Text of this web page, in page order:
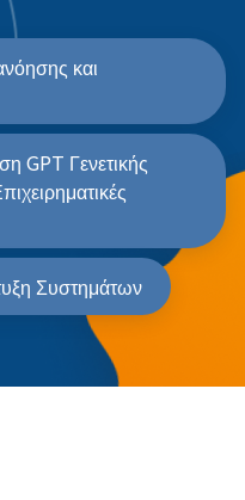
και
Γενετικής
Συστημάτων